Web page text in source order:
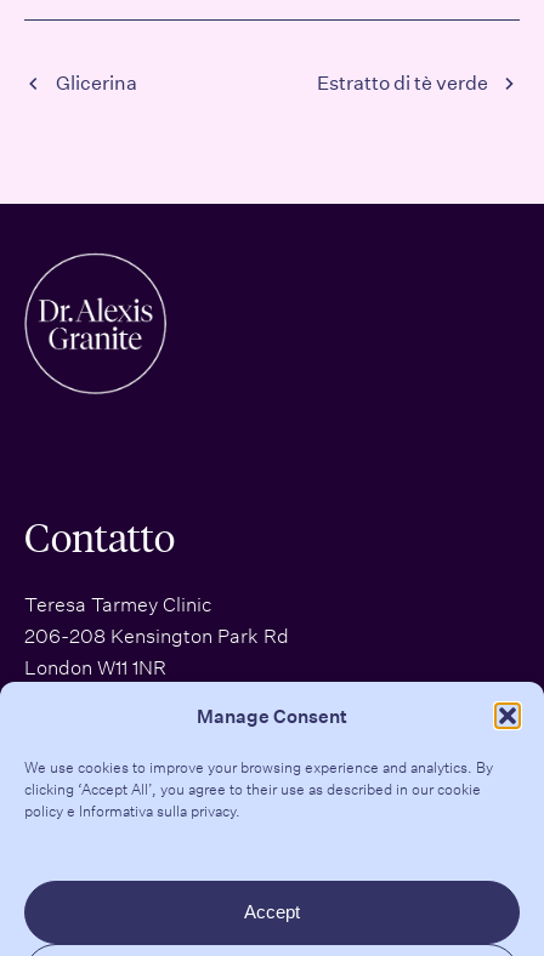
Manage Consent
We use cookies to improve your browsing experience and analytics. By
clicking ‘Accept All’, you agree to their use as described in ourcookie
policye Informativa sulla privacy.
Accept
Estratto di tè verde
Glicerina
Contatto
Teresa Tarmey Clinic
206-208 Kensington Park Rd
London W11 1NR
clinic@dralexisgranite.com
INSTAGRAM
|
© 2026 Dr. Alexis Granite | All rights reserved |
Glossario
Informativa sulla privacy| Marchio e sito web realizzati da